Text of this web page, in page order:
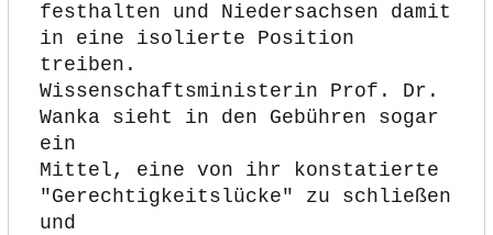
festhalten und Niedersachsen damit
in eine isolierte Position
treiben.
Wissenschaftsministerin Prof. Dr.
Wanka sieht in den Gebühren sogar
ein
Mittel, eine von ihr konstatierte
"Gerechtigkeitslücke" zu schließen
und